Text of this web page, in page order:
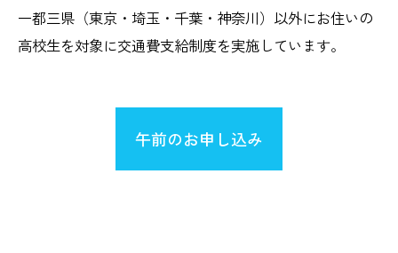
一都三県（東京・埼玉・千葉・神奈川）以外にお住いの
高校生を対象に交通費支給制度を実施しています。
午前のお申し込み